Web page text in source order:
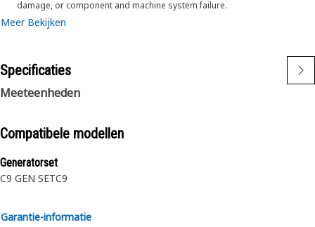
damage, or component and machine system failure.
Meer Bekijken
Specificaties
Meeteenheden
Compatibele modellen
Generatorset
C9 GEN SETC9
Garantie-informatie